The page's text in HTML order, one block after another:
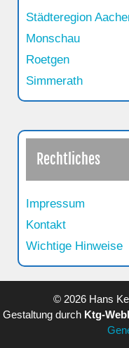
Städteregion
Monschau
Roetgen
Simmerath
Rechtliches
Impressum
Kontakt
Wichtige Hinweise
© 2026 Hans
Gestaltung durch Ktg-